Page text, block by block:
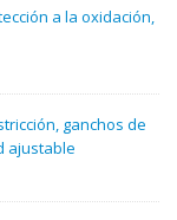
a la oxidación,
ganchos de
ajustable